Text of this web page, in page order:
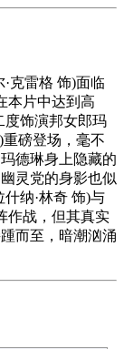
克雷格 饰)面临
本片中达到高
度饰演邦女郎玛
磅登场，毫不
德琳身上隐藏的
灵党的身影也似
纳·林奇 饰)与
作战，但其真实
而至，暗潮汹涌